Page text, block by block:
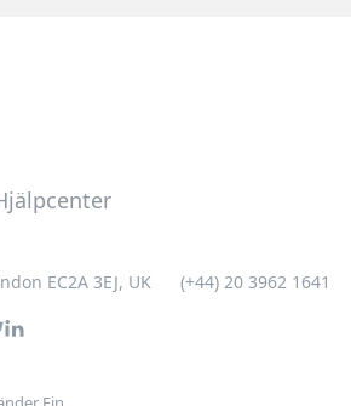
EC2A 3EJ, UK (+44) 20 3962 1641